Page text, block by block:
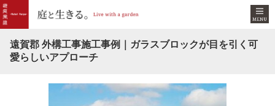
遠賀郡 外構工事施工事例｜ガラスブロックが目を引く可
愛らしいアプローチ